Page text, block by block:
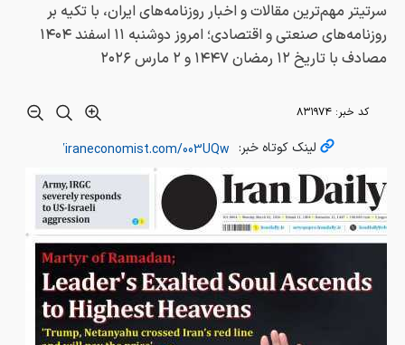
سرتیتر مهم‌ترین مقالات و اخبار روزنامه‌های ایران، با تکیه بر
روزنامه‌های صنعتی و اقتصادی؛ امروز دوشنبه ۱۱ اسفند ۱۴۰۴
مصادف با تاریخ ۱۲ رمضان‌ ۱۴۴۷ و ۲ مارس ۲۰۲۶
کد خبر: ۸۳۱۹۷۴
لینک کوتاه خبر: